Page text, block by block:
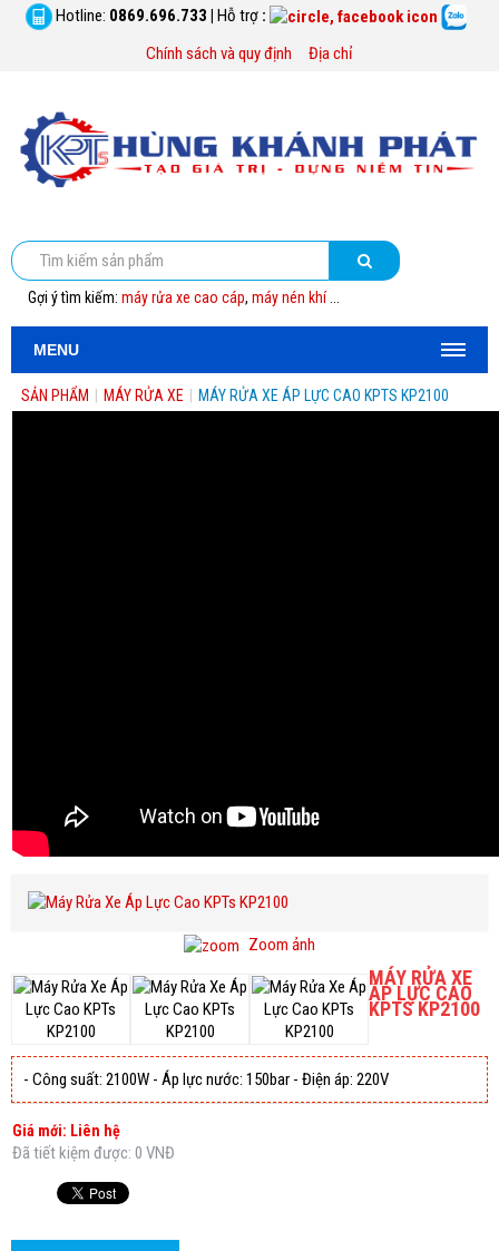
Hotline: 0869.696.733 | Hỗ trợ :
Chính sách và quy định
Địa chỉ
Gợi ý tìm kiếm: máy rửa xe cao cáp, máy nén khí...
MENU
SẢN PHẨM MÁY RỬA XE MÁY RỬA XE ÁP LỰC CAO KPTS KP2100
Zoom ảnh
MÁY RỬA XE
ÁP LỰC CAO
KPTS KP2100
- Công suất: 2100W - Áp lực nước: 150bar - Điện áp: 220V
Giá mới: Liên hệ
Đã tiết kiệm được: 0 VNĐ